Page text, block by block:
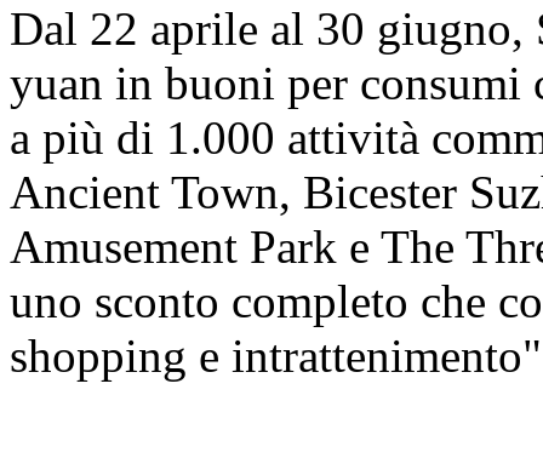
Dal 22 aprile al 30
yuan in buoni per
a più di 1.000 attività
Ancient Town, Bicester
Amusement Park e The
uno sconto completo che
shopping e